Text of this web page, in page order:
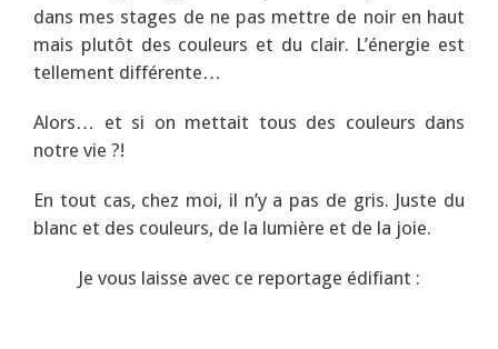
dans mes stages de ne pas mettre de noir en haut
mais plutôt des couleurs et du clair. L’énergie est
tellement différente…
Alors… et si on mettait tous des couleurs dans
notre vie ?!
En tout cas, chez moi, il n’y a pas de gris. Juste du
blanc et des couleurs, de la lumière et de la joie.
Je vous laisse avec ce reportage édifiant :